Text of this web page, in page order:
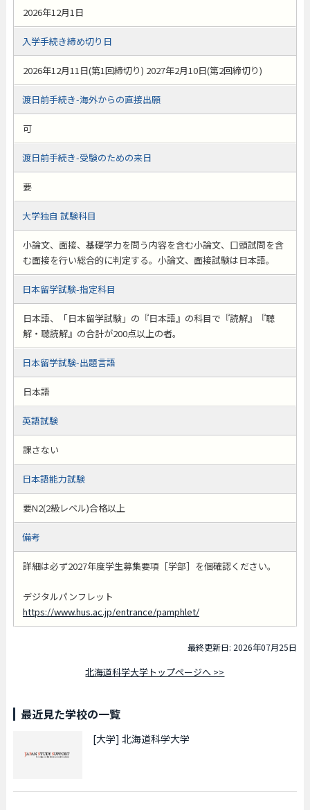
2026年12月1日
入学手続き締め切り日
2026年12月11日(第1回締切り) 2027年2月10日(第2回締切り)
渡日前手続き-海外からの直接出願
可
渡日前手続き-受験のための来日
要
大学独自 試験科目
小論文、面接、基礎学力を問う内容を含む小論文、口頭試問を含
む面接を行い総合的に判定する。小論文、面接試験は日本語。
日本留学試験-指定科目
日本語、「日本留学試験」の『日本語』の科目で『読解』『聴
解・聴読解』の合計が200点以上の者。
日本留学試験-出題言語
日本語
英語試験
課さない
日本語能力試験
要N2(2級レベル)合格以上
備考
詳細は必ず2027年度学生募集要項［学部］を個確認ください。
デジタルパンフレット
https://www.hus.ac.jp/entrance/pamphlet/
最終更新日: 2026年07月25日
北海道科学大学トップページへ >>
最近見た学校の一覧
[大学] 北海道科学大学